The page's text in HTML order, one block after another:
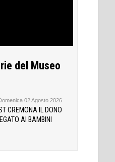
del Museo
02 Agosto 2026
CREMONA IL DONO
AI BAMBINI